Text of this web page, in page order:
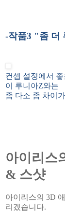
-작품3 "좀 더
컨셉 설정에서
이 루니아Z와는
좀 다소 좀 차이
아이리스
& 스샷
아이리스의 3D
리겠습니다.